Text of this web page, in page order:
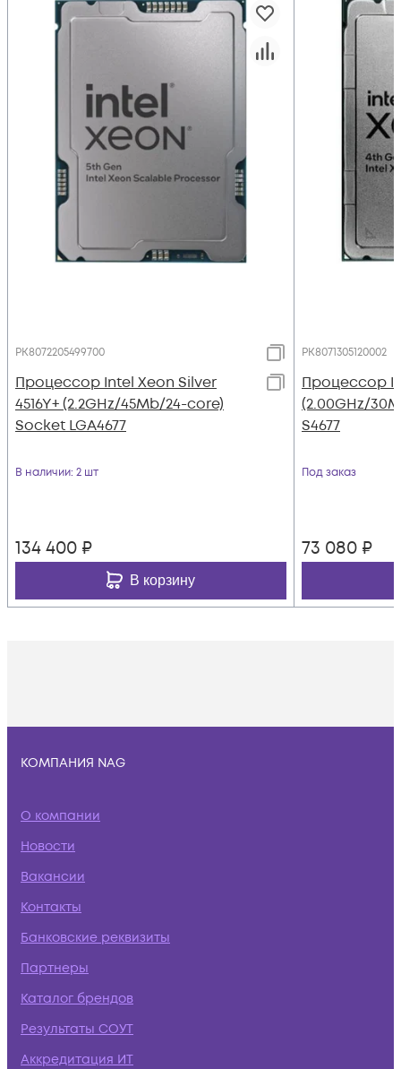
PK8072205499700
Процессор Intel Xeon Silver
4516Y+ (2.2GHz/45Mb/24-core)
Socket LGA4677
В наличии: 2 шт
134 400 ₽
В корзину
PK8071305120002
Процессор
(2.00GHz/
S4677
Под заказ
73 080 ₽
КОМПАНИЯ NAG
О компании
Новости
Вакансии
Контакты
Банковские реквизиты
Партнеры
Каталог брендов
Результаты СОУТ
Аккредитация ИТ